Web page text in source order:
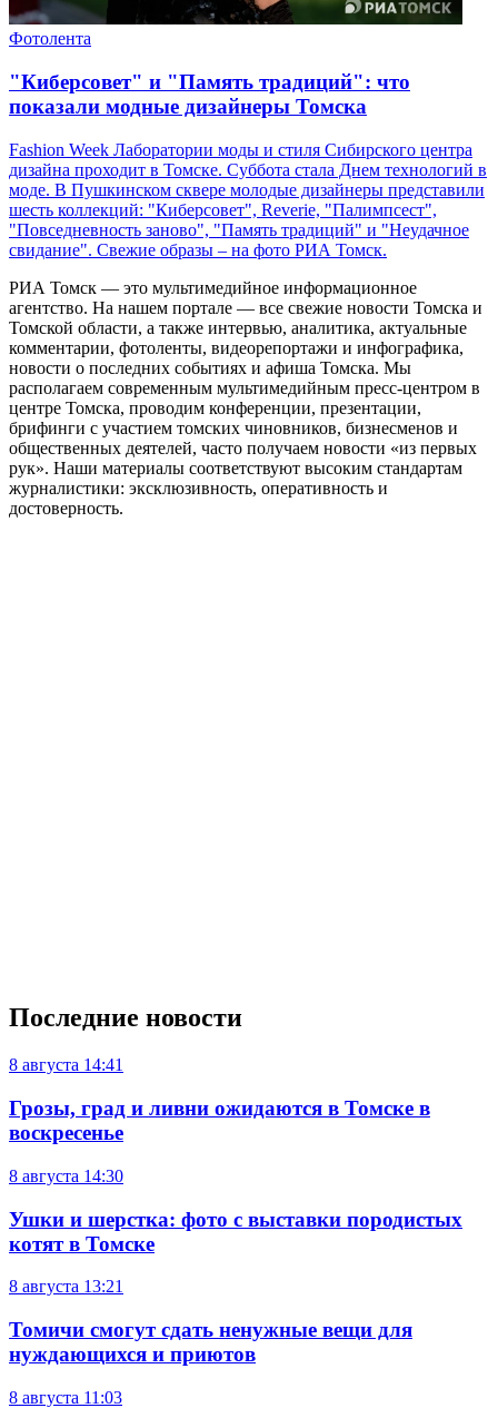
Фотолента
"Киберсовет" и "Память традиций": что
показали модные дизайнеры Томска
Fashion Week Лаборатории моды и стиля Сибирского центра
дизайна проходит в Томске. Суббота стала Днем технологий в
моде. В Пушкинском сквере молодые дизайнеры представили
шесть коллекций: "Киберсовет", Reverie, "Палимпсест",
"Повседневность заново", "Память традиций" и "Неудачное
свидание". Свежие образы – на фото РИА Томск.
РИА Томск — это мультимедийное информационное
агентство. На нашем портале — все свежие новости Томска и
Томской области, а также интервью, аналитика, актуальные
комментарии, фотоленты, видеорепортажи и инфографика,
новости о последних событиях и афиша Томска. Мы
располагаем современным мультимедийным пресс-центром в
центре Томска, проводим конференции, презентации,
брифинги с участием томских чиновников, бизнесменов и
общественных деятелей, часто получаем новости «из первых
рук». Наши материалы соответствуют высоким стандартам
журналистики: эксклюзивность, оперативность и
достоверность.
Последние новости
8 августа 14:41
Грозы, град и ливни ожидаются в Томске в
воскресенье
8 августа 14:30
Ушки и шерстка: фото с выставки породистых
котят в Томске
8 августа 13:21
Томичи смогут сдать ненужные вещи для
нуждающихся и приютов
8 августа 11:03